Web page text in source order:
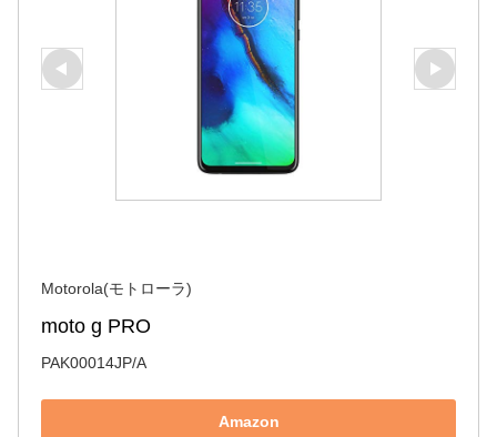
Motorola(モトローラ)
moto g PRO
PAK00014JP/A
Amazon